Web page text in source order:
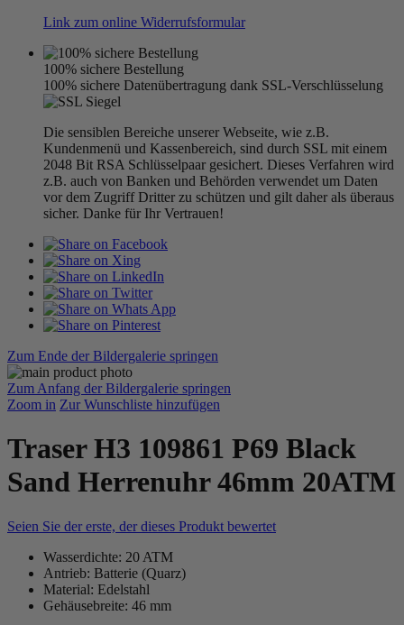
Link zum online Widerrufsformular
100% sichere Bestellung
100% sichere Datenübertragung dank SSL-Verschlüsselung
Die sensiblen Bereiche unserer Webseite, wie z.B.
Kundenmenü und Kassenbereich, sind durch SSL mit einem
2048 Bit RSA Schlüsselpaar gesichert. Dieses Verfahren wird
z.B. auch von Banken und Behörden verwendet um Daten
vor dem Zugriff Dritter zu schützen und gilt daher als überaus
sicher. Danke für Ihr Vertrauen!
Zum Ende der Bildergalerie springen
Zum Anfang der Bildergalerie springen
Zoom in Zur Wunschliste hinzufügen
Traser H3 109861 P69 Black
Sand Herrenuhr 46mm 20ATM
Seien Sie der erste, der dieses Produkt bewertet
Wasserdichte: 20 ATM
Antrieb: Batterie (Quarz)
Material: Edelstahl
Gehäusebreite: 46 mm